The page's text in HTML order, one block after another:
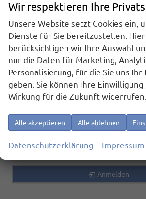
alles ausgewählt
Getriebeart
alles ausgewählt
995 Ergebnisse
Anmelden
Wir respektieren Ihre
Unsere Website setzt Cookies ein,
Dienste für Sie bereitzustellen.
berücksichtigen wir Ihre Auswahl
nur die Daten für Marketing,
Personalisierung, für die Sie uns Ihr
geben. Sie können Ihre
Wirkung für die Zukunft widerrufen.
Alle akzeptieren Alle ablehnen
Datenschutzerklärung Impressum